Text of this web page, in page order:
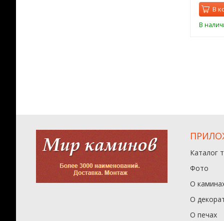
В
В
Каталог
Фото
О
О
О печах